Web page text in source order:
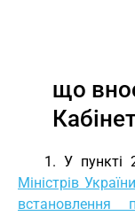
що
1. У пункті
Міністрів
встановлення